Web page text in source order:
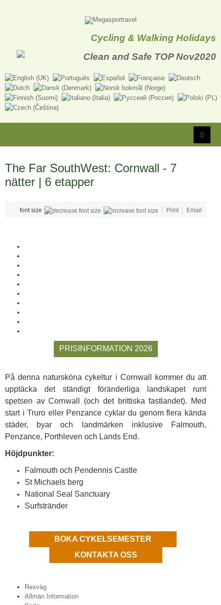
Cycling & Walking Holidays
The Far SouthWest: Cornwall - 7
nätter | 6 etapper
font size Print Email
PRISINFORMATION 2026
På denna natursköna cykeltur i Cornwall kommer du att
upptäcka det ständigt föränderliga landskapet runt
spetsen av Cornwall (och det brittiska fastlandet). Med
start i Truro eller Penzance cyklar du genom flera kända
städer, byar och landmärken inklusive Falmouth,
Penzance, Porthleven och Lands End.
Höjdpunkter:
Falmouth och Pendennis Castle
St Michaels berg
National Seal Sanctuary
Surfstränder
BOKA CYKELSEMESTER
KONTAKTA OSS
Resväg
Allmän Information